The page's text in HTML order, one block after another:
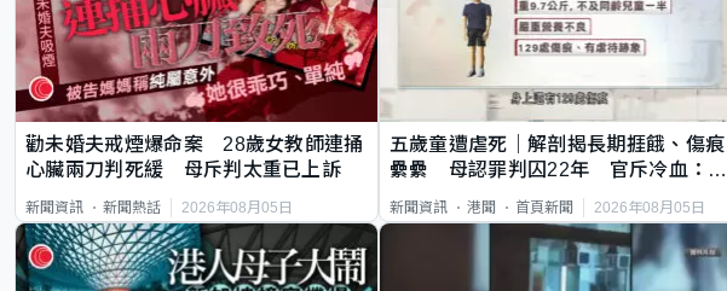
勸未婚夫戒煙爆命案 28歲女教師連捅
心臟兩刀判死緩 母斥判太重已上訴
新聞資訊 新聞熱話 2026年08月05日
五歲童遭虐死｜解剖揭長期捱餓、傷痕
纍纍 母認罪判囚22年 官斥冷血：同
類案最惡劣
新聞資訊 港聞 首頁新聞 2026年08月05日